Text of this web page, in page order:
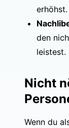
erhöhst.
den
leistest.
Nicht
Wenn du